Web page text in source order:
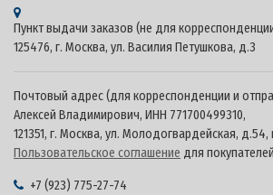
Пункт выдачи заказов (не для
125476, г. Москва, ул. Василия Петушкова, д.3
Почтовый адрес (для корреспонденции и
Алексей Владимирович, ИНН 771700499310,
121351, г. Москва, ул. Молодогвардейская, д.54,
Пользовательское соглашение для покупателей
+7 (923) 775-27-74